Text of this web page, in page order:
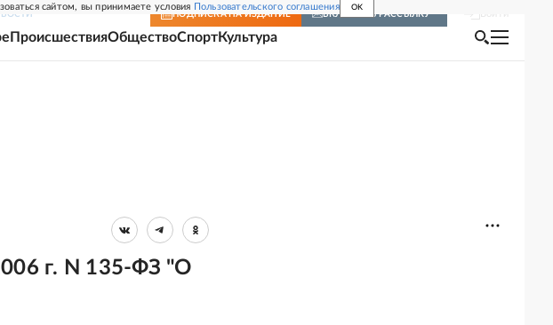
сайтом, вы принимаете условия Пользовательского соглашения OK
ПОДПИСКА НА ИЗДАНИЕ ВКЛЮЧИТЬ РАССЫЛКУ
ПроисшествияОбществоСпортКультура
г. N 135-ФЗ "О